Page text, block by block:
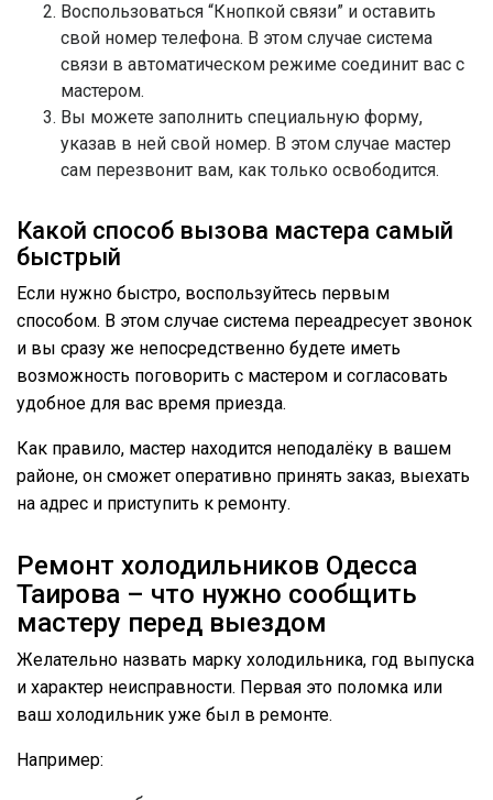
Воспользоваться “Кнопкой связи” и оставить
свой номер телефона. В этом случае система
связи в автоматическом режиме соединит вас с
мастером.
Вы можете заполнить специальную форму,
указав в ней свой номер. В этом случае мастер
сам перезвонит вам, как только освободится.
Какой способ вызова мастера самый
быстрый
Если нужно быстро, воспользуйтесь первым
способом. В этом случае система переадресует звонок
и вы сразу же непосредственно будете иметь
возможность поговорить с мастером и согласовать
удобное для вас время приезда.
Как правило, мастер находится неподалёку в вашем
районе, он сможет оперативно принять заказ, выехать
на адрес и приступить к ремонту.
Ремонт холодильников Одесса
Таирова – что нужно сообщить
мастеру перед выездом
Желательно назвать марку холодильника, год выпуска
и характер неисправности. Первая это поломка или
ваш холодильник уже был в ремонте.
Например: